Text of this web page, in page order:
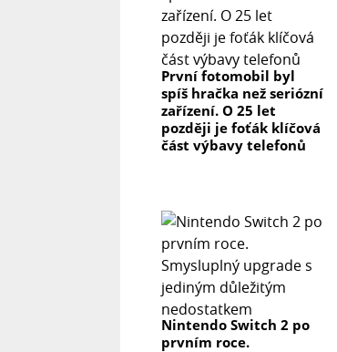
První fotomobil byl
spíš hračka než seriózní
zařízení. O 25 let
později je foťák klíčová
část výbavy telefonů
Nintendo Switch 2 po
prvním roce.